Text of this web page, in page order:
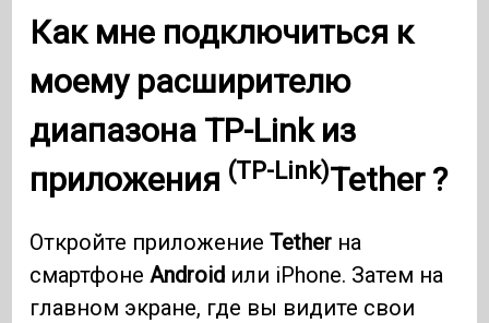
Как мне подключиться к
моему расширителю
диапазона TP-Link из
приложения (TP-Link)Tether?
Откройте приложениеTether на
смартфонеAndroid или iPhone. Затем на
главном экране, где вы видите свои